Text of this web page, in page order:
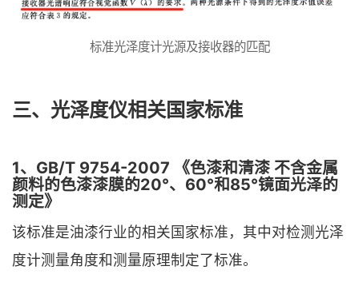
标准光泽度计光源及接收器的匹配
三、光泽度仪相关国家标准
1、GB/T 9754-2007 《色漆和清漆 不含金属
颜料的色漆漆膜的20°、60°和85°镜面光泽的
测定》
该标准是油漆行业的相关国家标准，其中对检测光泽
度计测量角度和测量原理制定了标准。